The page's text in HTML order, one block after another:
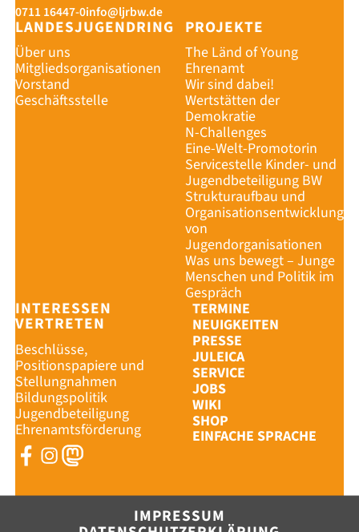
0711 16447-0info@ljrbw.de
LANDESJUGENDRING
Über uns
Mitgliedsorganisationen
Vorstand
Geschäftsstelle
PROJEKTE
The Länd of Young
Ehrenamt
Wir sind dabei!
Wertstätten der
Demokratie
N-Challenges
Eine-Welt-Promotorin
Servicestelle Kinder- und
Jugendbeteiligung BW
Strukturaufbau und
Organisationsentwicklung
von
Jugendorganisationen
Was uns bewegt – Junge
Menschen und Politik im
Gespräch
INTERESSEN
VERTRETEN
Beschlüsse,
Positionspapiere und
Stellungnahmen
Bildungspolitik
Jugendbeteiligung
Ehrenamtsförderung
TERMINE
NEUIGKEITEN
PRESSE
JULEICA
SERVICE
JOBS
WIKI
SHOP
EINFACHE SPRACHE
IMPRESSUM